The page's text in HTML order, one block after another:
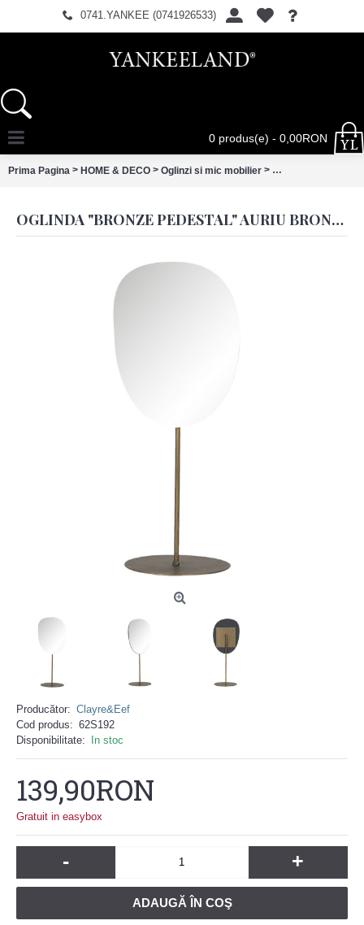
0741.YANKEE (0741926533)
0 produs(e) - 0,00RON
Prima Pagina > HOME & DECO > Oglinzi si mic mobilier > Oglinda "Bronze
OGLINDA "BRONZE PEDESTAL" AURIU BRONZ 15X13X36 CM, CLAYRE & EEF
Producător: Clayre&Eef
Cod produs: 62S192
Disponibilitate:
In stoc
139,90RON
Gratuit in easybox
- +
ADAUGĂ ÎN COŞ